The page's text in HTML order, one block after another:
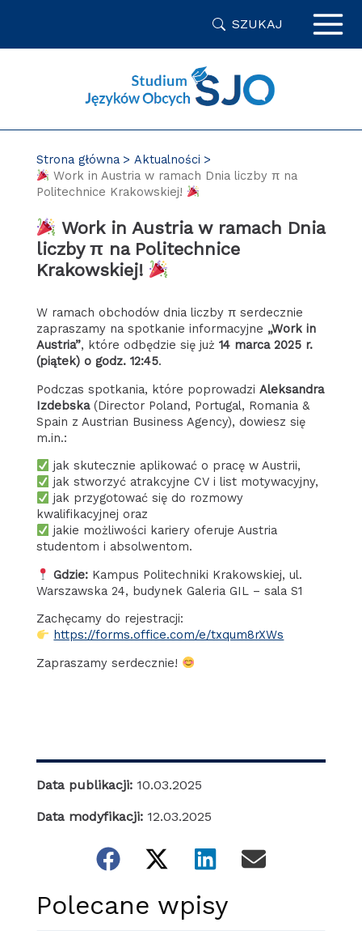
SZUKAJ
Strona główna
Aktualności
Work in Austria w ramach Dnia liczby π na
Politechnice Krakowskiej!
Work in Austria w ramach Dnia
liczby π na Politechnice
Krakowskiej!
W ramach obchodów dnia liczby π serdecznie
zapraszamy na spotkanie informacyjne „Work in
Austria”, które odbędzie się już 14 marca 2025 r.
(piątek) o godz. 12:45.
Podczas spotkania, które poprowadzi Aleksandra
Izdebska(Director Poland, Portugal, Romania &
Spain z Austrian Business Agency), dowiesz się
m.in.:
jak skutecznie aplikować o pracę w Austrii,
jak stworzyć atrakcyjne CV i list motywacyjny,
jak przygotować się do rozmowy
kwalifikacyjnej oraz
jakie możliwości kariery oferuje Austria
studentom i absolwentom.
Gdzie: Kampus Politechniki Krakowskiej, ul.
Warszawska 24, budynek Galeria GIL – sala S1
Zachęcamy do rejestracji:
https://forms.office.com/e/txqum8rXWs
Zapraszamy serdecznie!
Data publikacji: 10.03.2025
Data modyfikacji: 12.03.2025
Polecane wpisy